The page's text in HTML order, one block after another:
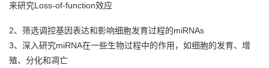
来研究Loss-of-function效应
2、筛选调控基因表达和影响细胞发育过程的miRNAs
3、深入研究miRNA在一些生物过程中的作用，如细胞的发育、增
殖、分化和凋亡